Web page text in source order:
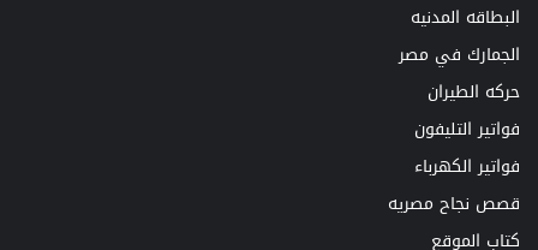
البطاقه المدنيه
الجمارك في مصر
حركه الطيران
فواتير التليفون
فواتير الكهرباء
قصص نجاح مصريه
كتاب الموقع